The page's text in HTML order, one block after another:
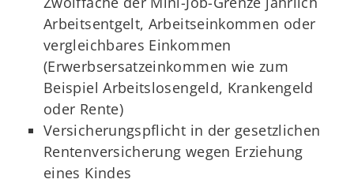
Arbeitsentgelt, Arbeitseinkommen oder
vergleichbares Einkommen
(Erwerbsersatzeinkommen wie zum
Beispiel Arbeitslosengeld, Krankengeld
oder Rente)
Versicherungspflicht in der gesetzlichen
Rentenversicherung wegen Erziehung
eines Kindes